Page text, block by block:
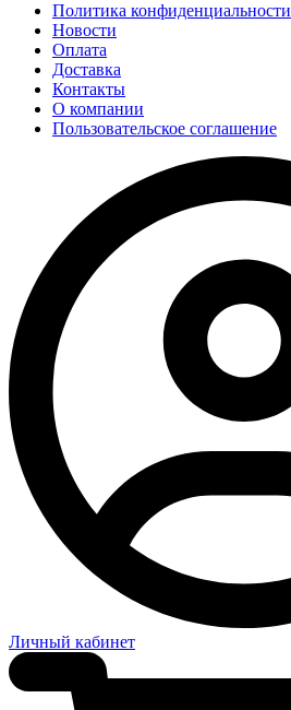
Политика конфиденциальности
Новости
Оплата
Доставка
Контакты
О компании
Пользовательское соглашение
Личный кабинет